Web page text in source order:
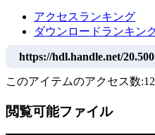
アクセスランキング
ダウンロードランキン
https://hdl.handle.net/
このアイテムのアクセス数:12
閲覧可能ファイル